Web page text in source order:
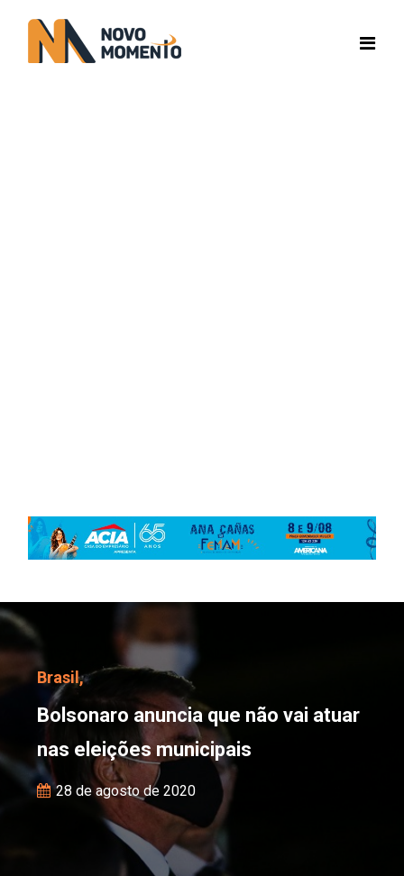
Bolsonaro anuncia que
Brasil,
Bolsonaro anuncia que não vai atuar
nas eleições municipais
28 de agosto de 2020